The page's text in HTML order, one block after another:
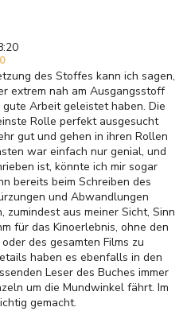
des Stoffes kann ich sagen,
extrem nah am Ausgangsstoff
Arbeit geleistet haben. Die
Rolle perfekt ausgesucht
gut und gehen in ihren Rollen
war einfach nur genial, und
ist, könnte ich mir sogar
bereits beim Schreiben des
und Abwandlungen
zumindest aus meiner Sicht, Sinn
für das Kinoerlebnis, ohne den
des gesamten Films zu
haben es ebenfalls in den
Leser des Buches immer
um die Mundwinkel fährt. Im
gemacht.